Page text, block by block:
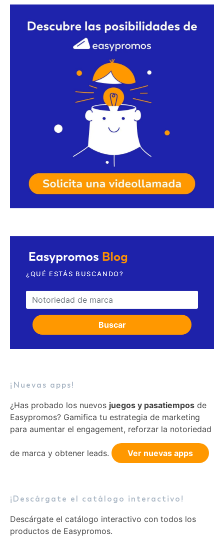
¿QUÉ ESTÁS BUSCANDO?
Search for:
Buscar
¡Nuevas apps!
¿Has probado los nuevos juegos y pasatiempos de
Easypromos? Gamifica tu estrategia de marketing
para aumentar el engagement, reforzar la notoriedad
de marca y obtener leads. Ver nuevas apps
¡Descárgate el catálogo interactivo!
Descárgate el catálogo interactivo con todos los
productos de Easypromos.